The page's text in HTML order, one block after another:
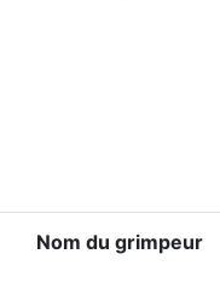
Nom du grimpeur